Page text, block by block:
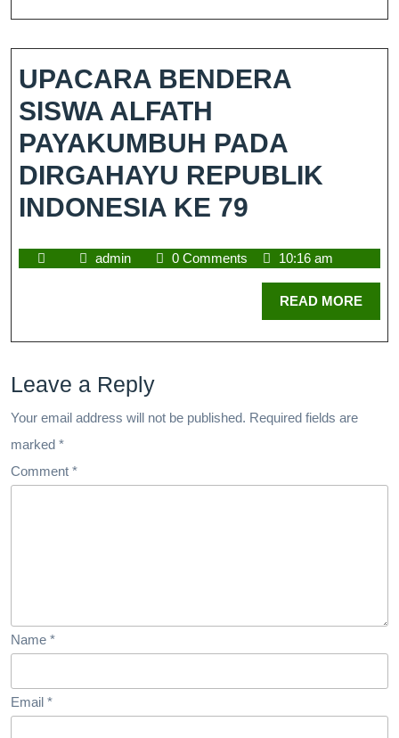
UPACARA BENDERA
SISWA ALFATH
PAYAKUMBUH PADA
DIRGAHAYU REPUBLIK
INDONESIA KE 79
admin 0 Comments 10:16 am
READ MORE
Leave a Reply
Your email address will not be published. Required fields are
marked *
Comment *
Name *
Email *